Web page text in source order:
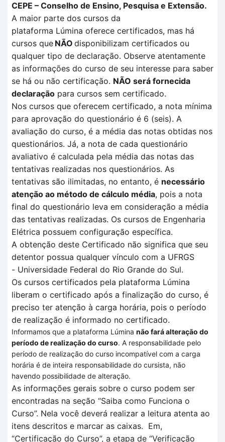
CEPE – Conselho de Ensino, Pesquisa e Extensão.
A maior parte dos cursos da
plataforma Lúmina oferece certificados, mas há
cursos que NÃO disponibilizam certificados ou
qualquer tipo de declaração. Observe atentamente
as informações do curso de seu interesse para saber
se há ou não certificação. NÃO será fornecida
declaração para cursos sem certificado.
Nos cursos que oferecem certificado, a nota mínima
para aprovação do questionário é 6 (seis). A
avaliação do curso, é a média das notas obtidas nos
questionários. Já, a nota de cada questionário
avaliativo é calculada pela média das notas das
tentativas realizadas nos questionários. As
tentativas são ilimitadas, no entanto, é necessário
atenção ao método de cálculo média, pois a nota
final do questionário leva em consideração a média
das tentativas realizadas. Os cursos de Engenharia
Elétrica possuem configuração específica.
A obtenção deste Certificado não significa que seu
detentor possua qualquer vínculo com a UFRGS
- Universidade Federal do Rio Grande do Sul.
Os cursos certificados pela plataforma Lúmina
liberam o certificado após a finalização do curso, é
preciso ter atenção à carga horária, pois o período
de realização é informado no certificado.
Informamos que a plataforma Lúmina não fará alteração do
período de realização do curso. A responsabilidade pelo
período de realização do curso incompatível com a carga
horária é de inteira responsabilidade do cursista, não
havendo possibilidade de alteração.
As informações gerais sobre o curso podem ser
encontradas na seção “Saiba como Funciona o
Curso”. Nela você deverá realizar a leitura atenta ao
itens descritos e marcar as caixas. Em,
“Certificação do Curso”, a etapa de “Verificação